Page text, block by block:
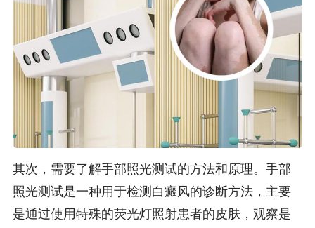
其次，需要了解手部照光测试的方法和原理。手部
照光测试是一种用于检测白癜风的诊断方法，主要
是通过使用特殊的荧光灯照射患者的皮肤，观察是